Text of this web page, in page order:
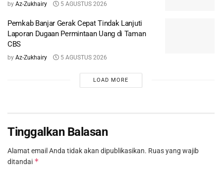
by Az-Zukhairy 5 AGUSTUS 2026
Pemkab Banjar Gerak Cepat Tindak Lanjuti
Laporan Dugaan Permintaan Uang di Taman
CBS
by Az-Zukhairy 5 AGUSTUS 2026
LOAD MORE
Tinggalkan Balasan
Alamat email Anda tidak akan dipublikasikan. Ruas yang wajib
ditandai *